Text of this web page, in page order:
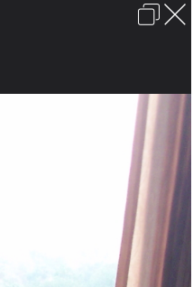
ลงโฆษณา